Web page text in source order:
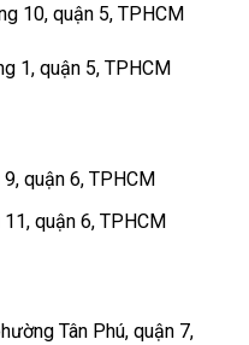
10, quận 5, TPHCM
1, quận 5, TPHCM
quận 6, TPHCM
quận 6, TPHCM
Tân Phú, quận 7,